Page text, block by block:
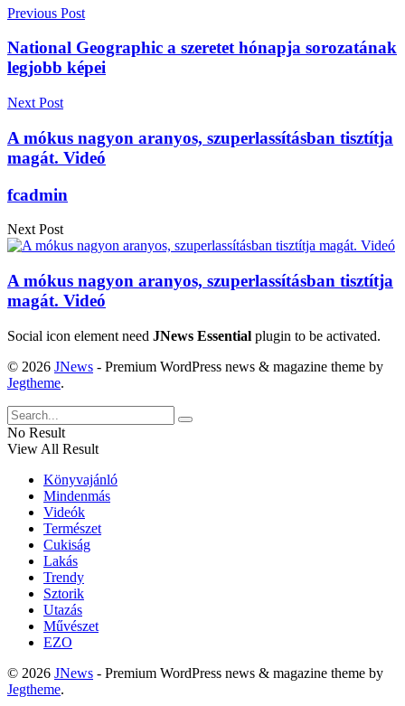
Previous Post
National Geographic a szeretet hónapja sorozatának
legjobb képei
Next Post
A mókus nagyon aranyos, szuperlassításban tisztítja
magát. Videó
fcadmin
Next Post
A mókus nagyon aranyos, szuperlassításban tisztítja
magát. Videó
Social icon element need JNews Essential plugin to be activated.
© 2026 JNews - Premium WordPress news & magazine theme by
Jegtheme.
No Result
View All Result
Könyvajánló
Mindenmás
Videók
Természet
Cukiság
Lakás
Trendy
Sztorik
Utazás
Művészet
EZO
© 2026 JNews - Premium WordPress news & magazine theme by
Jegtheme.